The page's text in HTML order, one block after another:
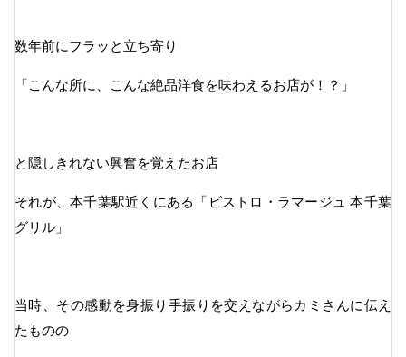
数年前にフラッと立ち寄り
「こんな所に、こんな絶品洋食を味わえるお店が！？」
と隠しきれない興奮を覚えたお店
それが、本千葉駅近くにある「ビストロ・ラマージュ 本千葉
グリル」
当時、その感動を身振り手振りを交えながらカミさんに伝え
たものの